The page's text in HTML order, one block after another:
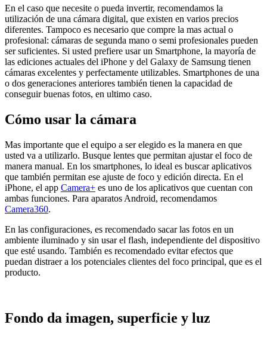
En el caso que necesite o pueda invertir, recomendamos la
utilización de una cámara digital, que existen en varios precios
diferentes. Tampoco es necesario que compre la mas actual o
profesional: cámaras de segunda mano o semi profesionales pueden
ser suficientes. Si usted prefiere usar un Smartphone, la mayoría de
las ediciones actuales del iPhone y del Galaxy de Samsung tienen
cámaras excelentes y perfectamente utilizables. Smartphones de una
o dos generaciones anteriores también tienen la capacidad de
conseguir buenas fotos, en ultimo caso.
Cómo usar la cámara
Mas importante que el equipo a ser elegido es la manera en que
usted va a utilizarlo. Busque lentes que permitan ajustar el foco de
manera manual. En los smartphones, lo ideal es buscar aplicativos
que también permitan ese ajuste de foco y edición directa. En el
iPhone, el app Camera+ es uno de los aplicativos que cuentan con
ambas funciones. Para aparatos Android, recomendamos
Camera360.
En las configuraciones, es recomendado sacar las fotos en un
ambiente iluminado y sin usar el flash, independiente del dispositivo
que esté usando. También es recomendado evitar efectos que
puedan distraer a los potenciales clientes del foco principal, que es el
producto.
Fondo da imagen, superficie y luz